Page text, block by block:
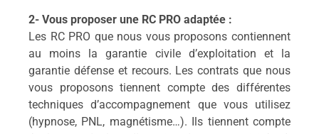
2- Vous proposer une RC PRO adaptée :
Les RC PRO que nous vous proposons contiennent
au moins la garantie civile d’exploitation et la
garantie défense et recours. Les contrats que nous
vous proposons tiennent compte des différentes
techniques d’accompagnement que vous utilisez
(hypnose, PNL, magnétisme…). Ils tiennent compte